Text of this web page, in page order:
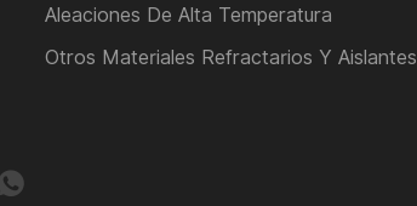
Aleaciones De Alta Temperatura
Otros Materiales Refractarios Y Aislantes